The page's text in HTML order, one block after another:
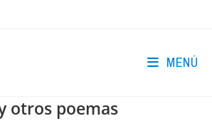
MENÚ
otros poemas